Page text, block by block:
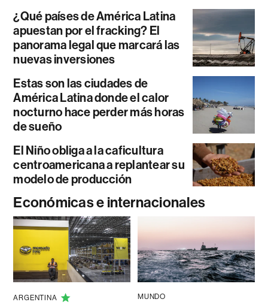
¿Qué países de América Latina
apuestan por el fracking? El
panorama legal que marcará las
nuevas inversiones
Estas son las ciudades de
América Latina donde el calor
nocturno hace perder más horas
de sueño
El Niño obliga a la caficultura
centroamericana a replantear su
modelo de producción
Económicas e internacionales
ARGENTINA MUNDO